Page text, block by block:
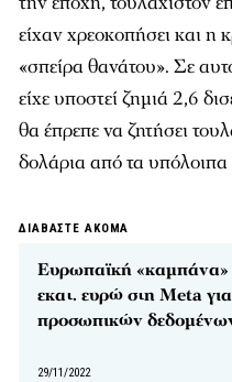
είχαν χρεοκοπήσει και η
«σπείρα θανάτου». Σε
είχε υποστεί ζημιά 2,6
θα έπρεπε να ζητήσει
δολάρια από τα υπόλοιπα
ΔΙΑΒΑΣΤΕ ΑΚΟΜΑ
Ευρωπαϊκή
εκατ. ευρώ στη Meta
προσωπικών
29/11/2022